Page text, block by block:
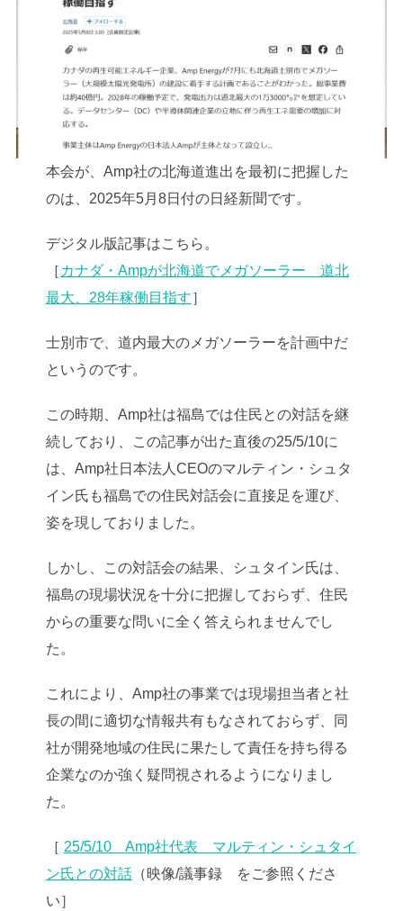
本会が、Amp社の北海道進出を最初に把握した
のは、2025年5月8日付の日経新聞です。
デジタル版記事はこちら。
［ カナダ・Ampが北海道でメガソーラー 道北
最大、28年稼働目指す］
士別市で、道内最大のメガソーラーを計画中だ
というのです。
この時期、Amp社は福島では住民との対話を継
続しており、この記事が出た直後の25/5/10に
は、Amp社日本法人CEOのマルティン・シュタ
イン氏も福島での住民対話会に直接足を運び、
姿を現しておりました。
しかし、この対話会の結果、シュタイン氏は、
福島の現場状況を十分に把握しておらず、住民
からの重要な問いに全く答えられませんでし
た。
これにより、Amp社の事業では現場担当者と社
長の間に適切な情報共有もなされておらず、同
社が開発地域の住民に果たして責任を持ち得る
企業なのか強く疑問視されるようになりまし
た。
［ 25/5/10 Amp社代表 マルティン・シュタイ
ン氏との対話（映像/議事録 をご参照くださ
い］